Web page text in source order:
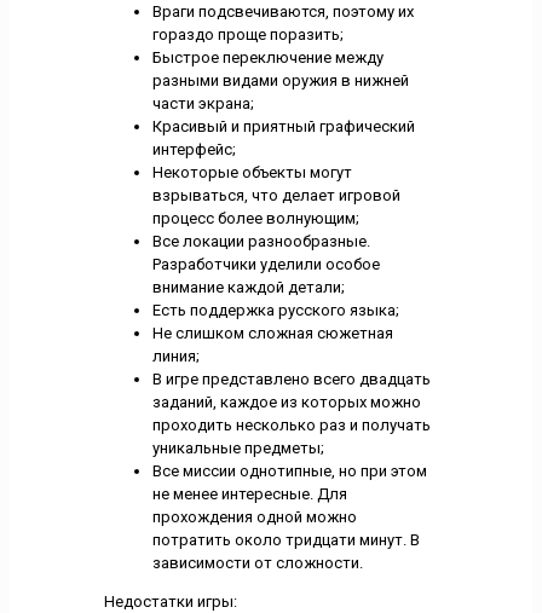
Враги подсвечиваются, поэтому их
гораздо проще поразить;
Быстрое переключение между
разными видами оружия в нижней
части экрана;
Красивый и приятный графический
интерфейс;
Некоторые объекты могут
взрываться, что делает игровой
процесс более волнующим;
Все локации разнообразные.
Разработчики уделили особое
внимание каждой детали;
Есть поддержка русского языка;
Не слишком сложная сюжетная
линия;
В игре представлено всего двадцать
заданий, каждое из которых можно
проходить несколько раз и получать
уникальные предметы;
Все миссии однотипные, но при этом
не менее интересные. Для
прохождения одной можно
потратить около тридцати минут. В
зависимости от сложности.
Недостатки игры: